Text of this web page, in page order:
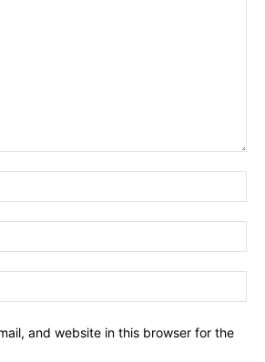
and website in this browser for the